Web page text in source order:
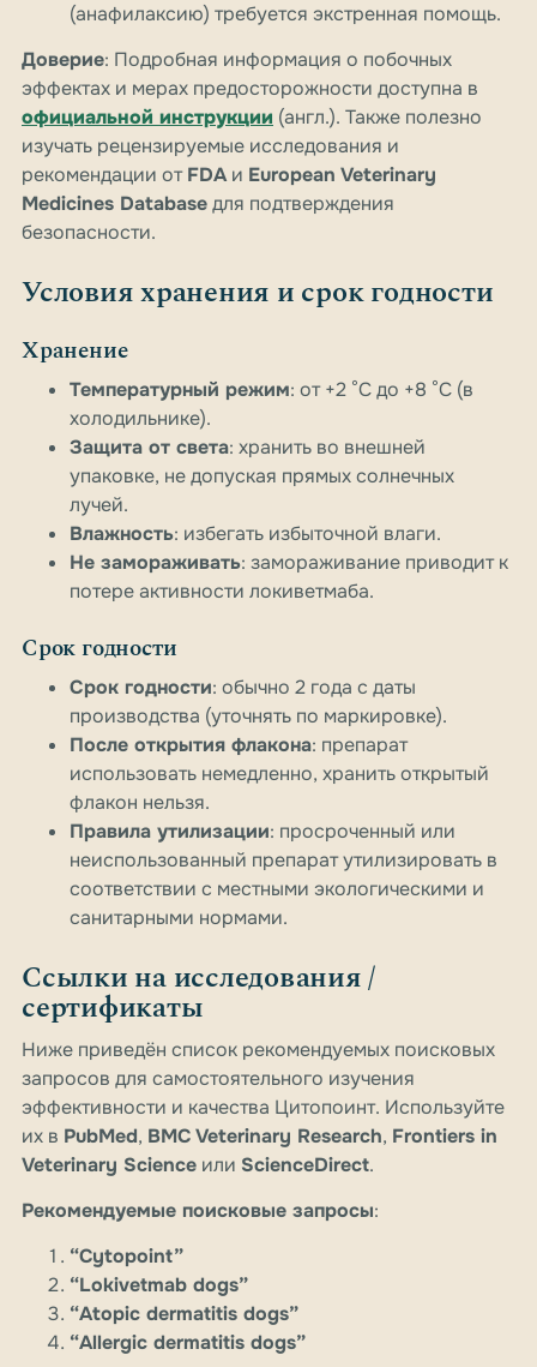
(анафилаксию) требуется экстренная помощь.
Доверие: Подробная информация о побочных
эффектах и мерах предосторожности доступна в
официальной инструкции (англ.). Также полезно
изучать рецензируемые исследования и
рекомендации отFDAи European Veterinary
Medicines Databaseдля подтверждения
безопасности.
Условия хранения и срок годности
Хранение
Температурный режим: от +2 °C до +8 °C (в
холодильнике).
Защита от света: хранить во внешней
упаковке, не допуская прямых солнечных
лучей.
Влажность: избегать избыточной влаги.
Не замораживать: замораживание приводит к
потере активности локиветмаба.
Срок годности
Срок годности: обычно 2 года с даты
производства (уточнять по маркировке).
После открытия флакона: препарат
использовать немедленно, хранить открытый
флакон нельзя.
Правила утилизации: просроченный или
неиспользованный препарат утилизировать в
соответствии с местными экологическими и
санитарными нормами.
Ссылки на исследования /
сертификаты
Ниже приведён список рекомендуемых поисковых
запросов для самостоятельного изучения
эффективности и качества Цитопоинт. Используйте
их в PubMed, BMC Veterinary Research, Frontiers in
Veterinary Science или ScienceDirect.
Рекомендуемые поисковые запросы:
“Cytopoint”
“Lokivetmab dogs”
“Atopic dermatitis dogs”
“Allergic dermatitis dogs”